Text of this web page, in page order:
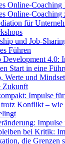
Online-Coaching
Online-Coaching
für
und Job-
Führen
Development 4.0:
Start in eine
Werte und
Zukunft
Impulse
Konflikt – wie
Impulse
bei Kritik:
die Grenzen